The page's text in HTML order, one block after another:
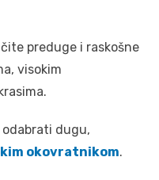
preduge i raskošne
visokim
dugu,
okovratnikom.